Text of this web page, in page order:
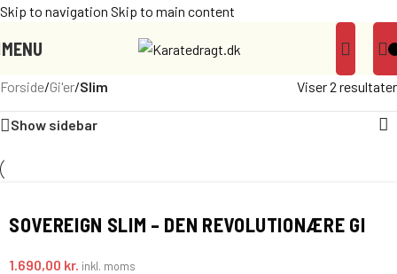
Skip to navigation Skip to main content
MENU
Forside/Gi'er/Slim Viser 2 resultater
Show sidebar
SOVEREIGN SLIM – DEN REVOLUTIONÆRE GI
1.690,00 kr. inkl. moms